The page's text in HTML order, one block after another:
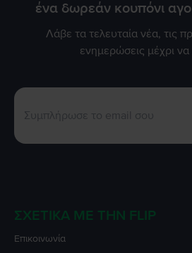
ένα δωρεάν κουπόνι
Λάβε τα τελευταία νέα, τις
ενημερώσεις μέχρι να
ΣΧΕΤΙΚΆ ΜΕ ΤΗΝ FLIP
Επικοινωνία